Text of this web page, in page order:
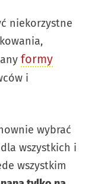
niekorzystne
formy
i
wybrać
wszystkich i
wszystkim